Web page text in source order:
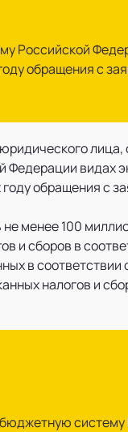
Российской
обращения с
Федерации видах
обращения с
менее 100
и сборов в
в соответствии
налогов и
систему